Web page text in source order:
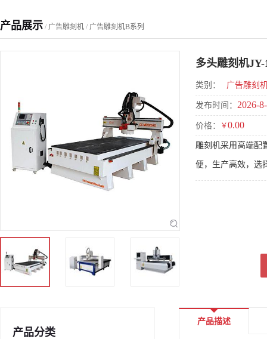
产品展示 / 广告雕刻机 / 广告雕刻机B系列
多头雕刻机JY-
类别： 广告雕刻
发布时间： 2026-
价格： ￥0.00
雕刻机采用高端配
便，生产高效，选
产品分类
产品描述